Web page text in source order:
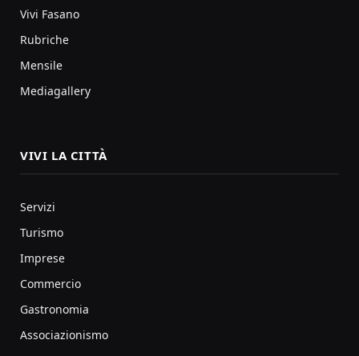
Vivi Fasano
Rubriche
Mensile
Mediagallery
VIVI LA CITTÀ
Servizi
Turismo
Imprese
Commercio
Gastronomia
Associazionismo